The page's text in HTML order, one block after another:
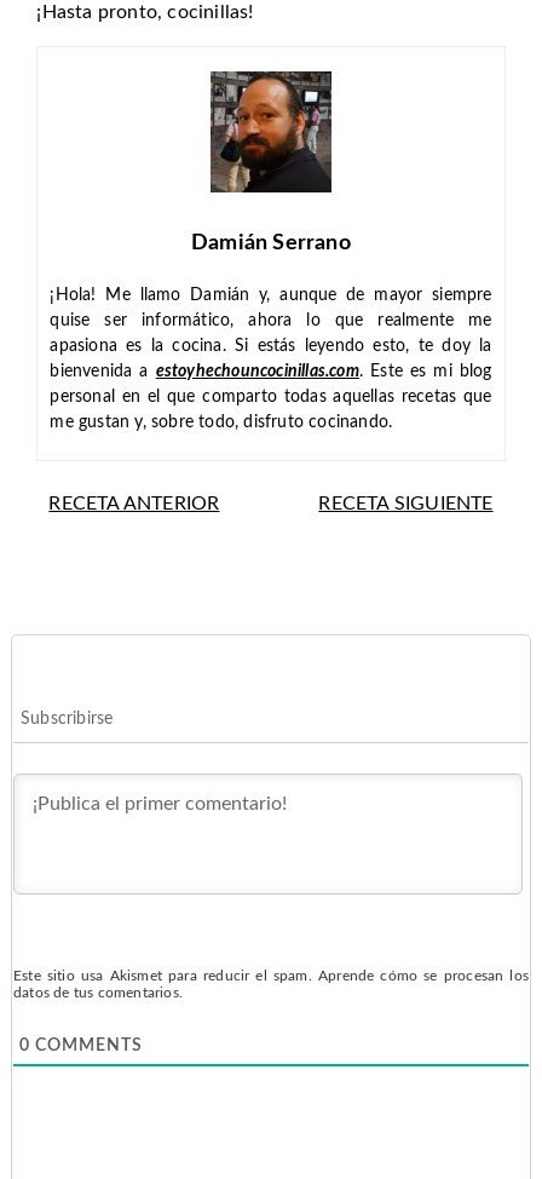
¡Hasta pronto, cocinillas!
Damián Serrano
¡Hola! Me llamo Damián y, aunque de mayor siempre
quise ser informático, ahora lo que realmente me
apasiona es la cocina. Si estás leyendo esto, te doy la
bienvenida a estoyhechouncocinillas.com. Este es mi blog
personal en el que comparto todas aquellas recetas que
me gustan y, sobre todo, disfruto cocinando.
RECETA ANTERIOR RECETA SIGUIENTE
Subscribirse
Este sitio usa Akismet para reducir el spam. Aprende cómo se procesan los
datos de tus comentarios.
0 COMMENTS